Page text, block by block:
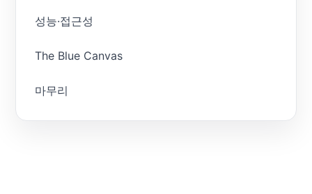
성능·접근성
The Blue Canvas
마무리